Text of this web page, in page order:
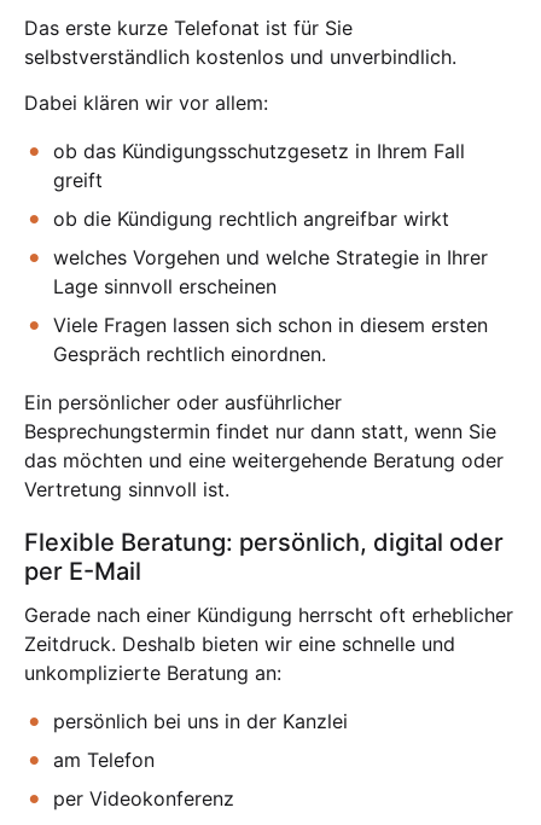
Das erste kurze Telefonat ist für Sie
selbstverständlich kostenlos und unverbindlich.
Dabei klären wir vor allem:
ob das Kündigungsschutzgesetz in Ihrem Fall
greift
ob die Kündigung rechtlich angreifbar wirkt
welches Vorgehen und welche Strategie in Ihrer
Lage sinnvoll erscheinen
Viele Fragen lassen sich schon in diesem ersten
Gespräch rechtlich einordnen.
Ein persönlicher oder ausführlicher
Besprechungstermin findet nur dann statt, wenn Sie
das möchten und eine weitergehende Beratung oder
Vertretung sinnvoll ist.
Flexible Beratung: persönlich, digital oder
per E-Mail
Gerade nach einer Kündigung herrscht oft erheblicher
Zeitdruck. Deshalb bieten wir eine schnelle und
unkomplizierte Beratung an:
persönlich bei uns in der Kanzlei
am Telefon
per Videokonferenz